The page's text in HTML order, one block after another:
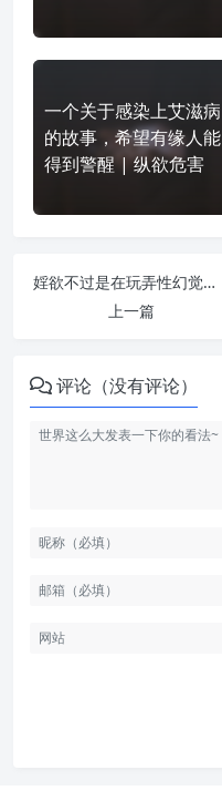
一个关于感染上艾滋病
的故事，希望有缘人能
得到警醒 | 纵欲危害
婬欲不过是在玩弄性幻觉！不要也罢！ | 纵欲危害
上一篇
评论（没有评论）